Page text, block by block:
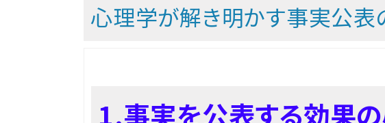
心理学が解き明かす事実公表
1.事実を公表する効果